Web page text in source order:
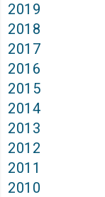
2019
2018
2017
2016
2015
2014
2013
2012
2011
2010